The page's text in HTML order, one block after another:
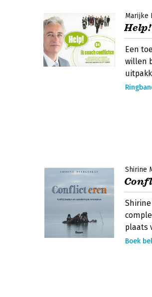
Marijke
Een
willen
Shirine
plaats
Boek